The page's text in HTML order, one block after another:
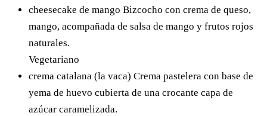
cheesecake de mango Bizcocho con crema de queso,
mango, acompañada de salsa de mango y frutos rojos
naturales.
Vegetariano
crema catalana (la vaca) Crema pastelera con base de
yema de huevo cubierta de una crocante capa de
azúcar caramelizada.